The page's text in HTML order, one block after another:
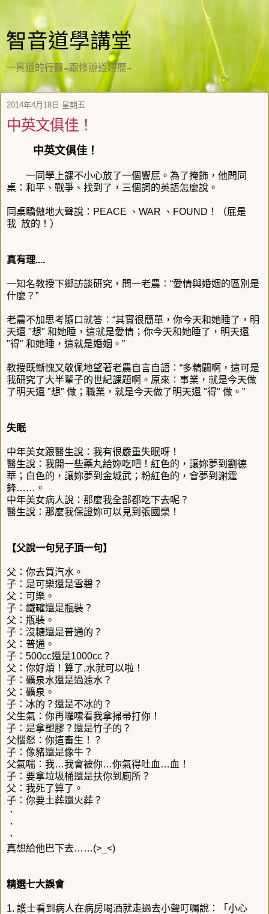
智音道學講堂
一貫道的行醫~跟修辦道經歷~
2014年4月18日 星期五
中英文俱佳！
中英文俱佳！
一同學上課不小心放了一個響屁。為了掩飾，他問同
桌：和平、戰爭、找到了，三個詞的英語怎麼說。
同桌驕傲地大聲說：PEACE 、WAR 、FOUND！（屁是
我 放的！）
真有理....
一知名教授下鄉訪談研究，問一老農︰“愛情與婚姻的區別是
什麼？”
老農不加思考隨口就答︰“其實很簡單，你今天和她睡了，明
天還 "想" 和她睡，這就是愛情；你今天和她睡了，明天還
"得" 和她睡，這就是婚姻。”
教授既慚愧又敬佩地望著老農自言自語︰“多精闢啊，這可是
我研究了大半輩子的世紀課題啊。原來︰事業，就是今天做
了明天還 "想" 做；職業，就是今天做了明天還 "得" 做。”
失眠
中年美女跟醫生說：我有很嚴重失眠呀！
醫生說：我開一些藥丸給妳吃吧！紅色的，讓妳夢到劉德
華；白色的，讓妳夢到金城武；粉紅色的，會夢到謝霆
鋒……。
中年美女病人說：那麼我全部都吃下去呢？
醫生說：那麼我保證妳可以見到張國榮！
【父說一句兒子頂一句】
父：你去買汽水。
子：是可樂還是雪碧？
父：可樂。
子：鐵罐還是瓶裝？
父：瓶裝。
子：沒糖還是普通的？
父：普通。
子：500cc還是1000cc？
父：你好煩！算了,水就可以啦！
子：礦泉水還是過濾水？
父：礦泉。
子：冰的？還是不冰的？
父生氣：你再囉嗦看我拿掃帚打你！
子：是拿塑膠？還是竹子的？
父惱怒：你這畜生！？
子：像豬還是像牛？
父氣喘：我…我會被你…你氣得吐血…血！
子：要拿垃圾桶還是扶你到廁所？
父：我死了算了。
子：你要土葬還火葬？
．
．
．
真想給他巴下去……(>_<)
精選七大誤會
1. 護士看到病人在病房喝酒就走過去小聲叮囑說：「小心